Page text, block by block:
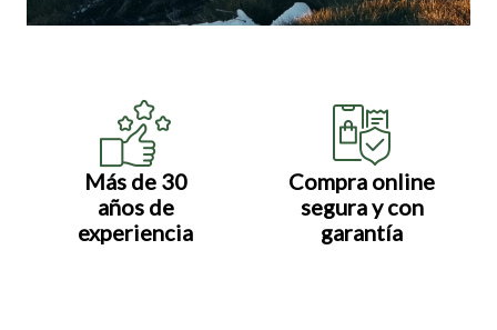
Más de 30
años de
experiencia
Compra online
segura y con
garantía